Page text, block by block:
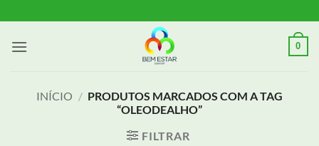
to
content
0
INÍCIO / PRODUTOS MARCADOS COM A TAG
“OLEODEALHO”
FILTRAR